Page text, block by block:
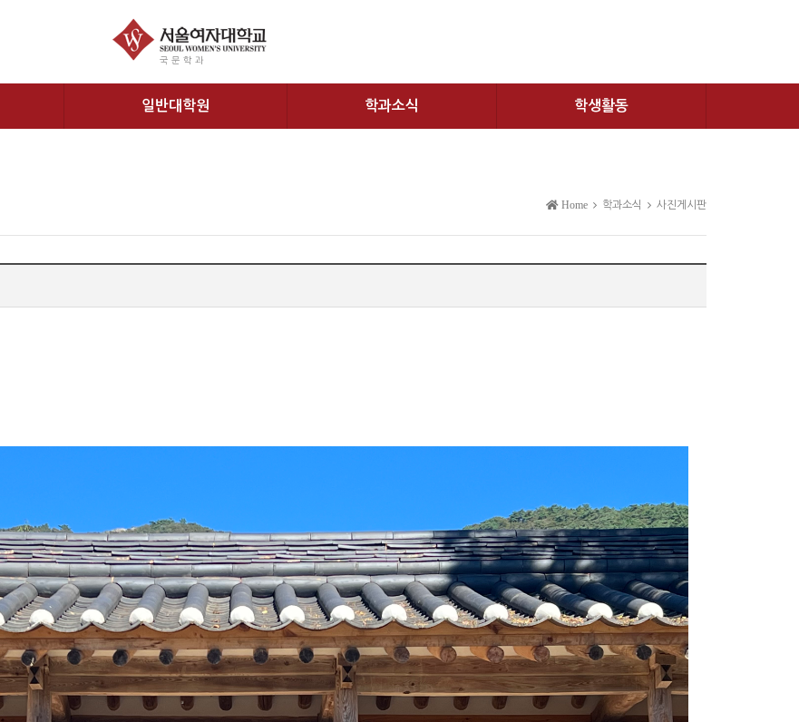
국문학과
일반대학원 학과소식 학생활동
Home 학과소식 사진게시판